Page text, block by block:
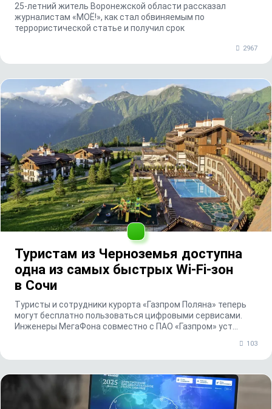
25-летний житель Воронежской области рассказал
журналистам «МОЁ!», как стал обвиняемым по
террористической статье и получил срок
2967
Туристам из Черноземья доступна
одна из самых быстрых Wi-Fi-зон
в Сочи
Туристы и сотрудники курорта «Газпром Поляна» теперь
могут бесплатно пользоваться цифровыми сервисами.
Инженеры МегаФона совместно с ПАО «Газпром» уст...
103